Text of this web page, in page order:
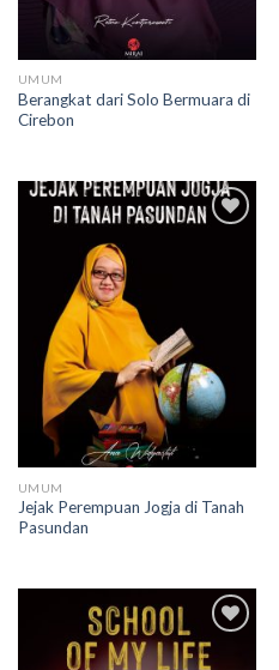
UMUM
Berangkat dari Solo Bermuara di
Cirebon
UMUM
Jejak Perempuan Jogja di Tanah
Pasundan